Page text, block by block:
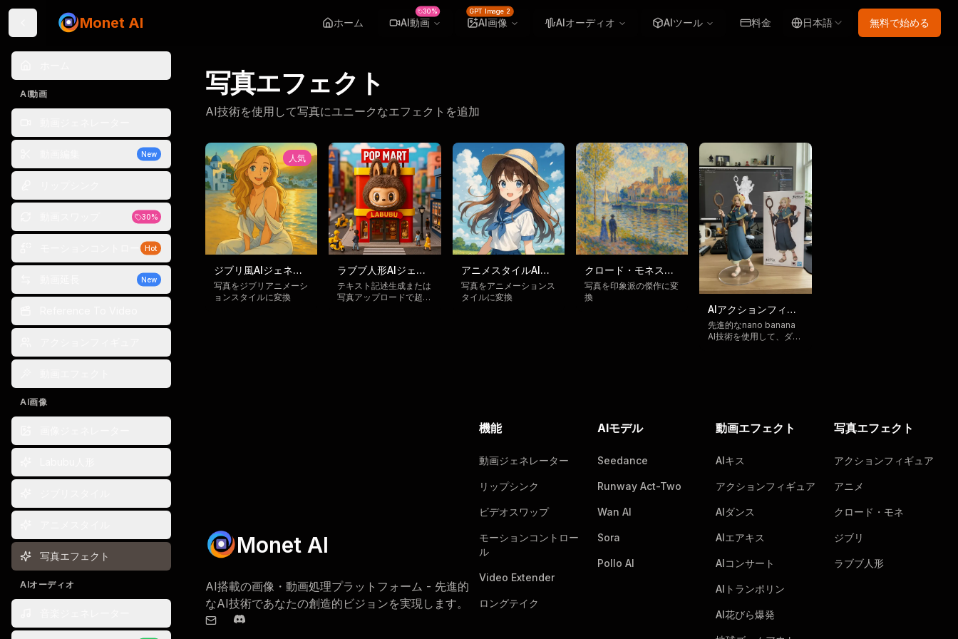
AI動画
New
30%
モーションコントロールHot
New
AI画像
写真エフェクト
AIオーディオ
Monet AI ホーム AI動画
30%
AI画像
GPT Image 2
AIオーディオ AIツール 料金 日本語 無料で始める
写真エフェクト
AI技術を使用して写真にユニークなエフェクトを追加
人気
ジブリ風AIジェネレ
ーター
写真をジブリアニメーシ
ョンスタイルに変換
ラブブ人形AIジェネ
レーター
テキスト記述生成または
写真アップロードで超キ
アニメスタイルAIジ
ェネレーター
写真をアニメーションス
タイルに変換
クロード・モネスタ
イルAIジェネレータ
ー
写真を印象派の傑作に変
換
AIアクションフィギ
ュア
先進的なnano banana
AI技術を使用して、ダイ
Monet AI
AI搭載の画像・動画処理プラットフォーム - 先進的
なAI技術であなたの創造的ビジョンを実現します。
機能
動画ジェネレーター
リップシンク
ビデオスワップ
モーションコントロー
ル
Video Extender
ロングテイク
AIモデル
Seedance
Runway Act-Two
Wan AI
Sora
Pollo AI
動画エフェクト
AIキス
アクションフィギュア
AIダンス
AIエアキス
AIコンサート
AIトランポリン
AI花びら爆発
写真エフェクト
アクションフィギュア
アニメ
クロード・モネ
ジブリ
ラブブ人形